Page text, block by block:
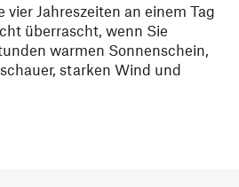
vier Jahreszeiten an einem Tag
überrascht, wenn Sie
warmen Sonnenschein,
starken Wind und